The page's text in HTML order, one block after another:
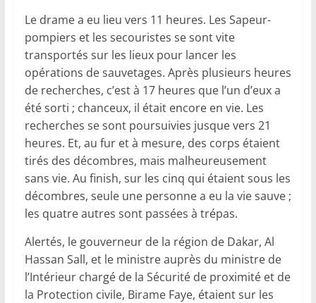
Le drame a eu lieu vers 11 heures. Les Sapeur-
pompiers et les secouristes se sont vite
transportés sur les lieux pour lancer les
opérations de sauvetages. Après plusieurs heures
de recherches, c’est à 17 heures que l’un d’eux a
été sorti ; chanceux, il était encore en vie. Les
recherches se sont poursuivies jusque vers 21
heures. Et, au fur et à mesure, des corps étaient
tirés des décombres, mais malheureusement
sans vie. Au finish, sur les cinq qui étaient sous les
décombres, seule une personne a eu la vie sauve ;
les quatre autres sont passées à trépas.
Alertés, le gouverneur de la région de Dakar, Al
Hassan Sall, et le ministre auprès du ministre de
l’Intérieur chargé de la Sécurité de proximité et de
la Protection civile, Birame Faye, étaient sur les